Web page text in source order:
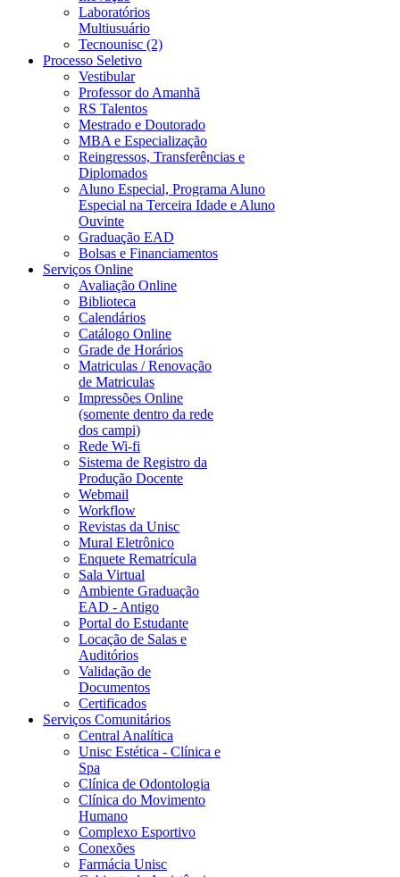
Laboratórios
Multiusuário
Tecnounisc (2)
Processo Seletivo
Vestibular
Professor do Amanhã
RS Talentos
Mestrado e Doutorado
MBA e Especialização
Reingressos, Transferências e
Diplomados
Aluno Especial, Programa Aluno
Especial na Terceira Idade e Aluno
Ouvinte
Graduação EAD
Bolsas e Financiamentos
Serviços Online
Avaliação Online
Biblioteca
Calendários
Catálogo Online
Grade de Horários
Matriculas / Renovação
de Matriculas
Impressões Online
(somente dentro da rede
dos campi)
Rede Wi-fi
Sistema de Registro da
Produção Docente
Webmail
Workflow
Revistas da Unisc
Mural Eletrônico
Enquete Rematrícula
Sala Virtual
Ambiente Graduação
EAD - Antigo
Portal do Estudante
Locação de Salas e
Auditórios
Validação de
Documentos
Certificados
Serviços Comunitários
Central Analítica
Unisc Estética - Clínica e
Spa
Clínica de Odontologia
Clínica do Movimento
Humano
Complexo Esportivo
Conexões
Farmácia Unisc